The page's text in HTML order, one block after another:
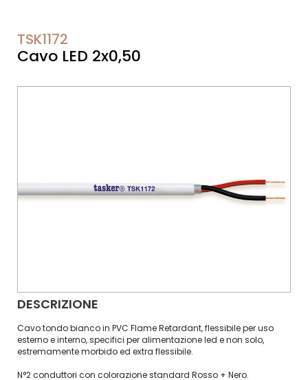
TSK1172
Cavo LED 2x0,50
DESCRIZIONE
Cavo tondo bianco in PVC Flame Retardant, flessibile per uso
esterno e interno, specifici per alimentazione led e non solo,
estremamente morbido ed extra flessibile.
N°2 conduttori con colorazione standard Rosso + Nero.